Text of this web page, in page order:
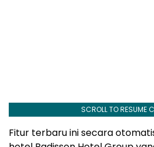
SCROLL TO RESUME
Fitur terbaru ini secara